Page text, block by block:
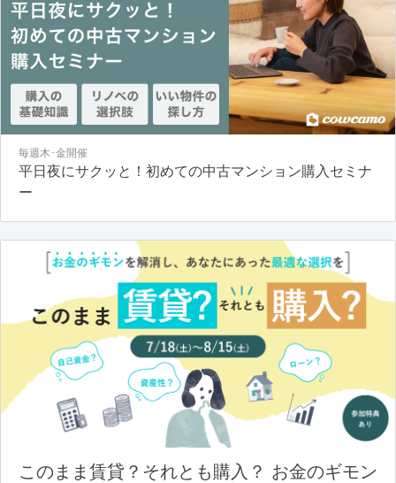
毎週木･金開催
平日夜にサクッと！初めての中古マンション購入セミナ
ー
このまま賃貸？それとも購入？ お金のギモン